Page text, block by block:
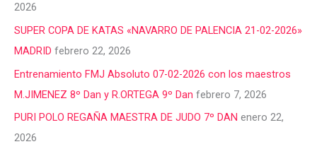
2026
SUPER COPA DE KATAS «NAVARRO DE PALENCIA 21-02-2026»
MADRID febrero 22, 2026
Entrenamiento FMJ Absoluto 07-02-2026 con los maestros
M.JIMENEZ 8º Dan y R.ORTEGA 9º Dan febrero 7, 2026
PURI POLO REGAÑA MAESTRA DE JUDO 7º DAN enero 22,
2026